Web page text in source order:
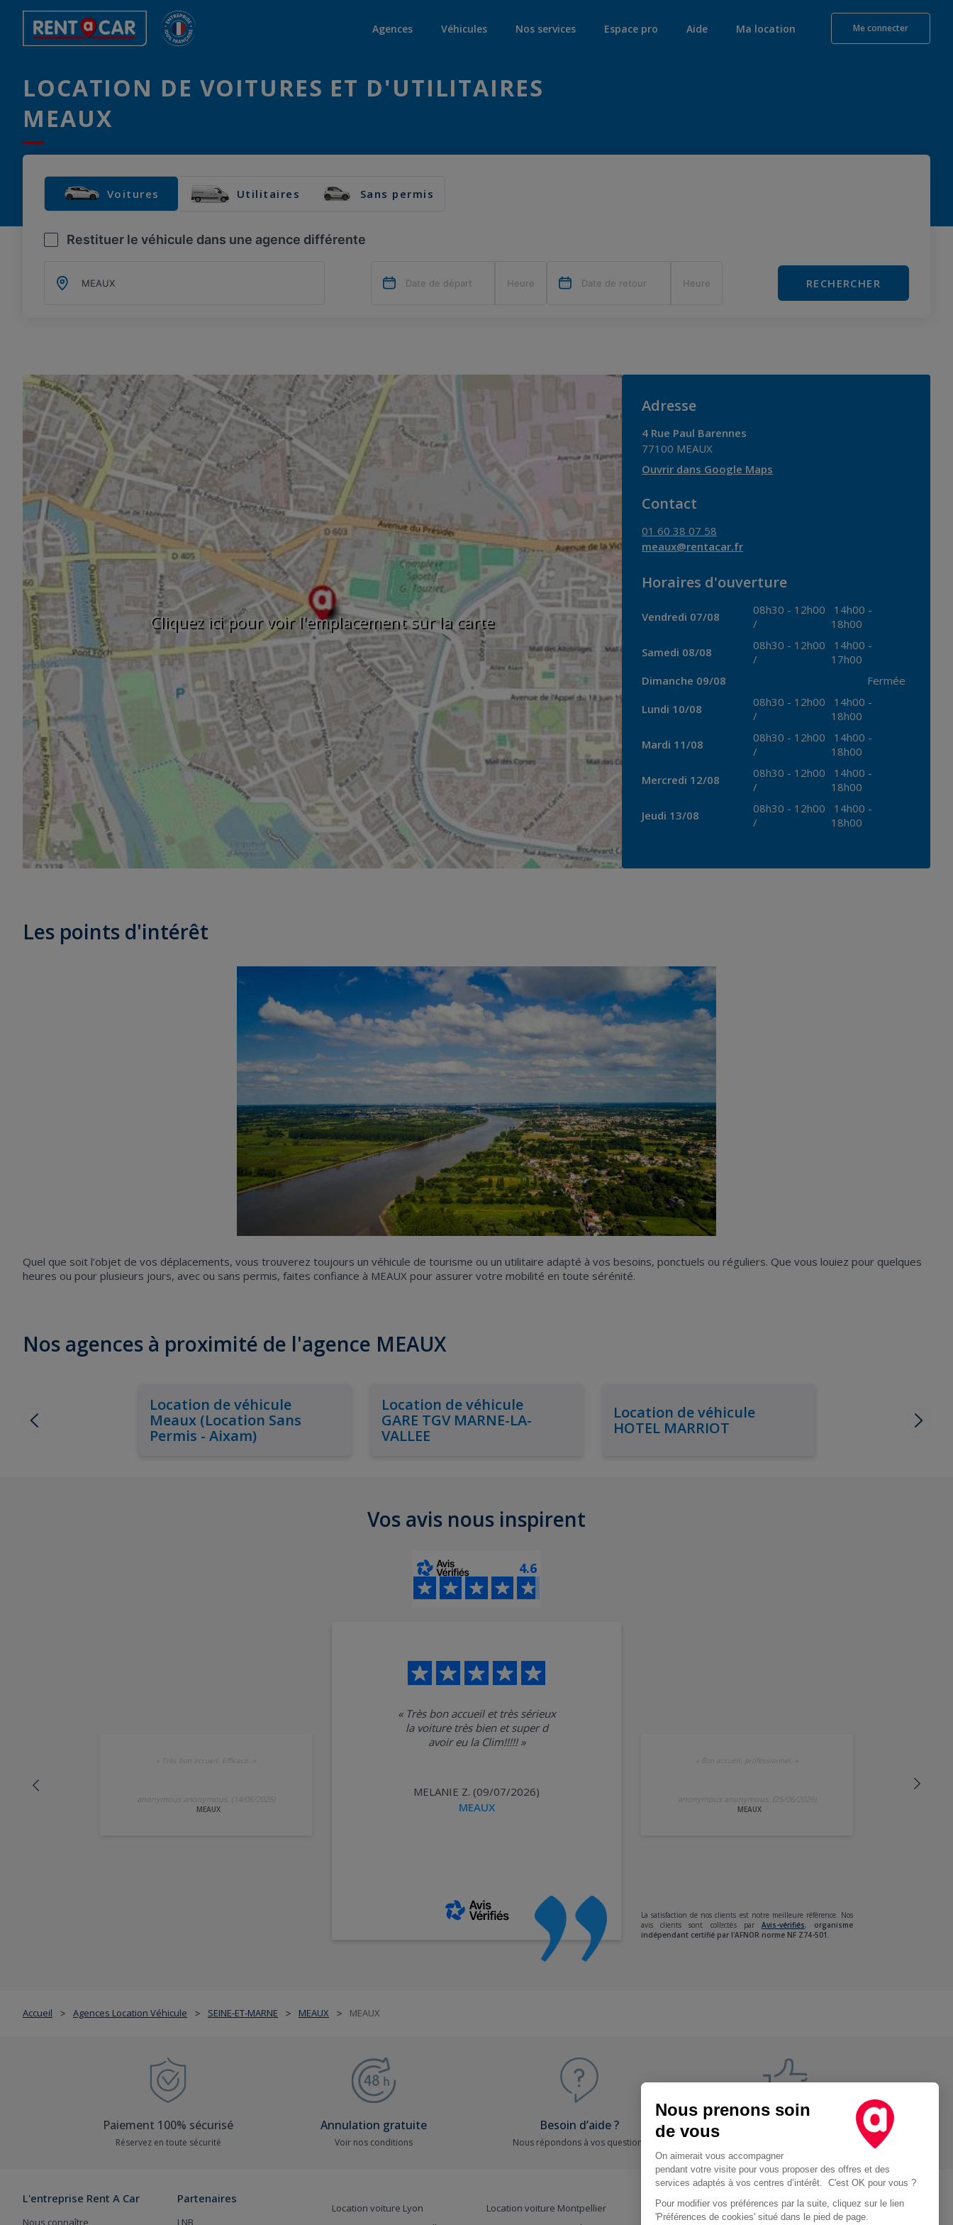
Agences Véhicules Nos services Espace pro Aide Ma location Me connecter
Accueil > Agences Location Véhicule > SEINE-ET-MARNE > MEAUX > MEAUX
LOCATION DE VOITURES ET D'UTILITAIRES
MEAUX
Voitures Utilitaires Sans permis
Restituer le véhicule dans une agence différente
RECHERCHER
Cliquez ici pour voir l'emplacement sur la carte
Adresse
4 Rue Paul Barennes
77100 MEAUX
Ouvrir dans Google Maps
Contact
01 60 38 07 58
meaux@rentacar.fr
Horaires d'ouverture
Vendredi 07/08 08h30 - 12h00
/
14h00 -
18h00
Samedi 08/08
08h30 - 12h00
/
14h00 -
17h00
Dimanche 09/08
Fermée
Lundi 10/08
08h30 - 12h00
/
14h00 -
18h00
Mardi 11/08
08h30 - 12h00
/
14h00 -
18h00
Mercredi 12/08
08h30 - 12h00
/
14h00 -
18h00
Jeudi 13/08
08h30 - 12h00
/
14h00 -
18h00
Les points d'intérêt
Quel que soit l’objet de vos déplacements, vous trouverez toujours un véhicule de tourisme ou un utilitaire adapté à vos besoins, ponctuels ou réguliers. Que vous louiez pour quelques
heures ou pour plusieurs jours, avec ou sans permis, faites confiance à MEAUX pour assurer votre mobilité en toute sérénité.
Nos agences à proximité de l'agence MEAUX
Location de véhicule
Meaux (Location Sans
Permis - Aixam)
Location de véhicule
GARE TGV MARNE-LA-
VALLEE
Location de véhicule
HOTEL MARRIOT
Vos avis nous inspirent
4.6
Très bon accueil. Efficace.
anonymous anonymous. (14/06/2026)
MEAUX
« Très bon accueil et très sérieux
la voiture très bien et super d
avoir eu la Clim!!!!!»
MELANIE Z. (09/07/2026)
MEAUX
Bon accueil, professionnel.
anonymous anonymous. (25/06/2026)
MEAUX
La satisfaction de nos clients est notre meilleure référence. Nos
avis clients sont collectés par Avis-vérifiés, organisme
indépendant certifié par l'AFNOR norme NF Z74-501.
Paiement 100% sécurisé
Réservez en toute sécurité
Annulation gratuite
Voir nos conditions
Besoin d’aide ?
Nous répondons à vos questions
L'entreprise Rent A Car
Nous connaître
Partenaires
LNB
Location voiture Lyon
Location voiture Montpellier
Location d'utilitaire à Paris
Nous prenons soin
de vous
On aimerait vous accompagner
pendant votre visite pour vous proposer des offres et des
services adaptés à vos centres d’intérêt. C'est OK pour vous ?
Pour modifier vos préférences par la suite, cliquez sur le lien
'Préférences de cookies' situé dans le pied de page.